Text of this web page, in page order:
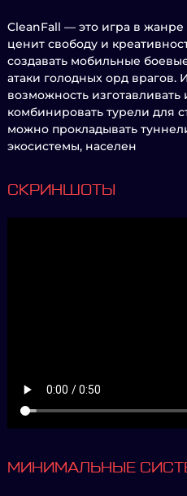
CleanFall — это игра в
ценит свободу и
создавать мобильные
атаки голодных орд врагов.
возможность
комбинировать турели для
можно прокладывать
экосистемы, населен
СКРИНШОТЫ
МИНИМАЛЬНЫЕ